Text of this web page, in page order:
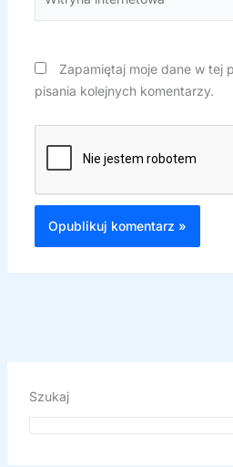
internetowa
Zapamiętaj moje dane w tej
pisania kolejnych komentarzy.
Szukaj